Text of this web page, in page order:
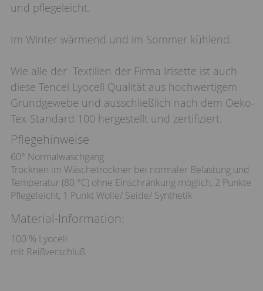
und pflegeleicht.
Im Winter wärmend und im Sommer kühlend.
Wie alle der Textilien der Firma Irisette ist auch
diese Tencel Lyocell Qualität aus hochwertigem
Grundgewebe und ausschließlich nach dem Oeko-
Tex-Standard 100 hergestellt und zertifiziert.
Pflegehinweise
60° Normalwaschgang
Trocknen im Wäschetrockner bei normaler Belastung und
Temperatur (80 °C) ohne Einschränkung möglich, 2 Punkte
Pflegeleicht, 1 Punkt Wolle/ Seide/ Synthetik
Material-Information:
100 % Lyocell
mit Reißverschluß